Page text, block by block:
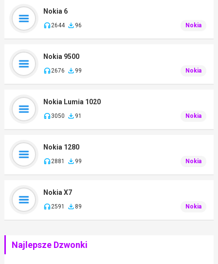
Nokia 6
2644 96 Nokia
Nokia 9500
2676 99 Nokia
Nokia Lumia 1020
3050 91 Nokia
Nokia 1280
2881 99 Nokia
Nokia X7
2591 89 Nokia
Najlepsze Dzwonki